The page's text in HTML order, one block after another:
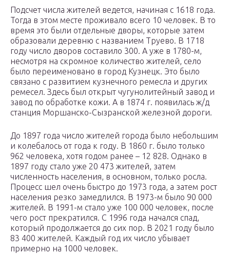
Подсчет числа жителей ведется, начиная с 1618 года.
Тогда в этом месте проживало всего 10 человек. В то
время это были отдельные дворы, которые затем
образовали деревню с названием Труево. В 1718
году число дворов составило 300. А уже в 1780-м,
несмотря на скромное количество жителей, село
было переименовано в город Кузнецк. Это было
связано с развитием кузнечного ремесла и других
ремесел. Здесь был открыт чугунолитейный завод и
завод по обработке кожи. А в 1874 г. появилась ж/д
станция Моршанско-Сызранской железной дороги.
До 1897 года число жителей города было небольшим
и колебалось от года к году. В 1860 г. было только
962 человека, хотя годом ранее – 12 828. Однако в
1897 году стало уже 20 473 жителей, затем
численность населения, в основном, только росла.
Процесс шел очень быстро до 1973 года, а затем рост
населения резко замедлился. В 1973-м было 90 000
жителей. В 1991-м стало уже 100 000 человек, после
чего рост прекратился. С 1996 года начался спад,
который продолжается до сих пор. В 2021 году было
83 400 жителей. Каждый год их число убывает
примерно на 1000 человек.